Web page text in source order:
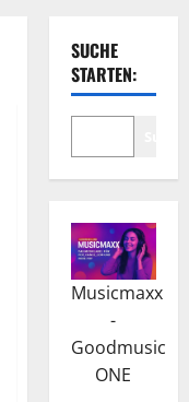
SUCHE
STARTEN:
Musicmaxx
-
Goodmusic
ONE